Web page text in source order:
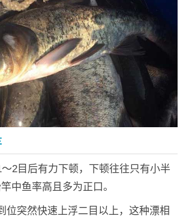
2目后有力下顿，下顿往往只有小半
中鱼率高且多为正口。
位突然快速上浮二目以上，这种漂相